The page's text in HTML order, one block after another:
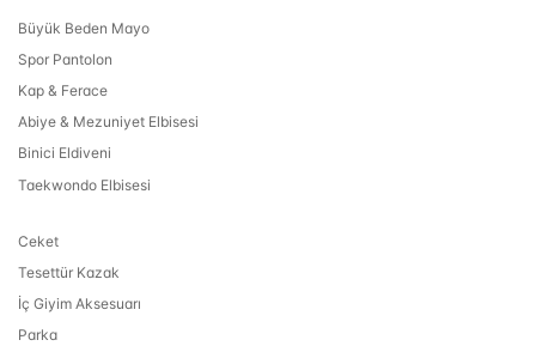
Büyük Beden Mayo
Spor Pantolon
Kap & Ferace
Abiye & Mezuniyet Elbisesi
Binici Eldiveni
Taekwondo Elbisesi
Ceket
Tesettür Kazak
İç Giyim Aksesuarı
Parka